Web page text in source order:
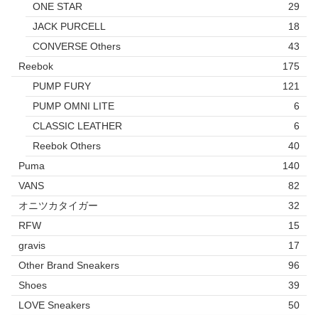
ONE STAR
29
JACK PURCELL
18
CONVERSE Others
43
Reebok
175
PUMP FURY
121
PUMP OMNI LITE
6
CLASSIC LEATHER
6
Reebok Others
40
Puma
140
VANS
82
オニツカタイガー
32
RFW
15
gravis
17
Other Brand Sneakers
96
Shoes
39
LOVE Sneakers
50